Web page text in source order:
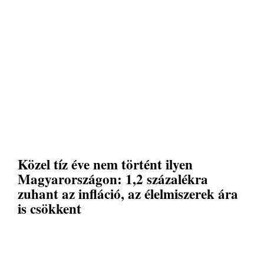
Közel tíz éve nem történt ilyen
Magyarországon: 1,2 százalékra
zuhant az infláció, az élelmiszerek ára
is csökkent